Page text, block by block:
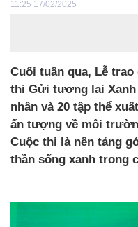
11:25 17/02/2025
Cuối tuần qua, Lễ
thi Gửi tương lai Xanh
nhân và 20 tập thể
ấn tượng về môi
Cuộc thi là nền tảng
thần sống xanh trong